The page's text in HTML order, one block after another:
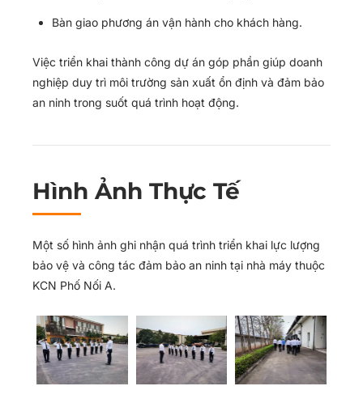
Bàn giao phương án vận hành cho khách hàng.
Việc triển khai thành công dự án góp phần giúp doanh
nghiệp duy trì môi trường sản xuất ổn định và đảm bảo
an ninh trong suốt quá trình hoạt động.
Hình Ảnh Thực Tế
Một số hình ảnh ghi nhận quá trình triển khai lực lượng
bảo vệ và công tác đảm bảo an ninh tại nhà máy thuộc
KCN Phố Nối A.